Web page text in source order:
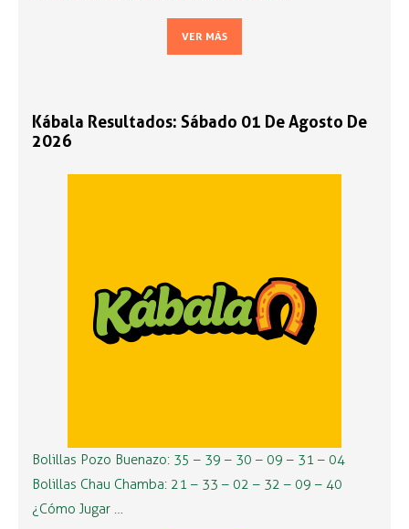
VER MÁS
Kábala Resultados: Sábado 01 De Agosto De
2026
Bolillas Pozo Buenazo: 35 – 39 – 30 – 09 – 31 – 04
Bolillas Chau Chamba: 21 – 33 – 02 – 32 – 09 – 40
¿Cómo Jugar …